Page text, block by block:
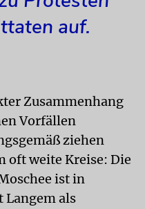
auf.
Zusammenhang
Vorfällen
ziehen
oft weite Kreise: Die
ist in
Langem als